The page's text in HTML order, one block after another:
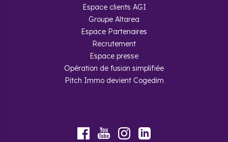
Espace clients AGI
Groupe Altarea
Espace Partenaires
Recrutement
Espace presse
Opération de fusion simplifiée
Pitch Immo devient Cogedim
FacebookYoutubeInstagram